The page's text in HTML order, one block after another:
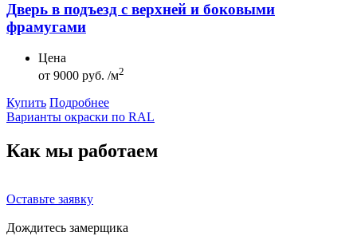
Дверь в подъезд с верхней и боковыми
фрамугами
Цена
от 9000 руб. /м2
Купить Подробнее
Варианты окраски по RAL
Как мы работаем
Оставьте заявку
Дождитесь замерщика